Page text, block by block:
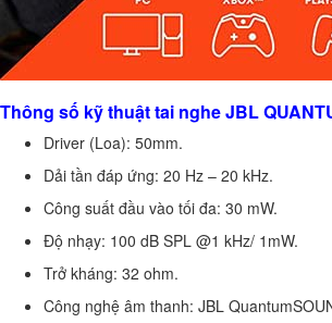
Thông số kỹ thuật tai nghe JBL
Driver (Loa): 50mm.
Dải tần đáp ứng: 20 Hz – 20 kHz.
Công suất đầu vào tối đa: 30 mW.
Độ nhạy: 100 dB SPL @1 kHz/ 1mW.
Trở kháng: 32 ohm.
Công nghệ âm thanh: JBL